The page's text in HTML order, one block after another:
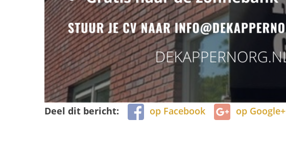
Deel dit bericht: op Facebook op Google+